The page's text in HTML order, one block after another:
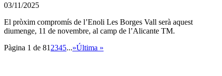
03/11/2025
El pròxim compromís de l’Enoli Les Borges Vall serà aquest
diumenge, 11 de novembre, al camp de l’Alicante TM.
Pàgina 1 de 81 2345...»Última »